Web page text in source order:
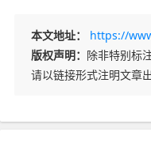
本文地址：
https://
版权声明： 除非特别标
请以链接形式注明文章出